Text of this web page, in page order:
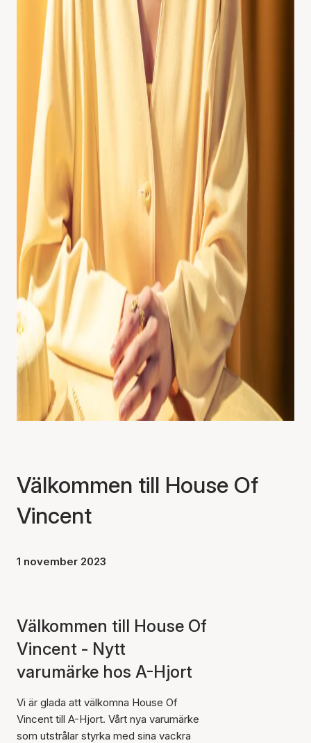
Välkommen till House Of
Vincent
1 november 2023
Välkommen till House Of
Vincent - Nytt
varumärke hos A-Hjort
Vi är glada att välkomna House Of
Vincent till A-Hjort. Vårt nya varumärke
som utstrålar styrka med sina vackra